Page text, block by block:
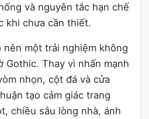
và nguyên tắc hạn chế
khi chưa cần thiết.
nên một trải nghiệm không
Gothic. Thay vì nhấn mạnh
nhọn, cột đá và cửa
tạo cảm giác trang
chiều sâu lòng nhà, ánh